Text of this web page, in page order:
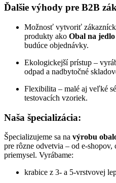
Ďalšie výhody pre B2B
Možnosť vytvoriť
produkty ako Obal na
budúce objednávky.
Ekologickejší prístup –
odpad a nadbytočné
Flexibilita – malé aj veľké
testovacích vzoriek.
Naša špecializácia:
Špecializujeme sa na výrobu
pre rôzne odvetvia – od e-shopov,
priemysel. Vyrábame:
krabice z 3- a 5-vrstvovej